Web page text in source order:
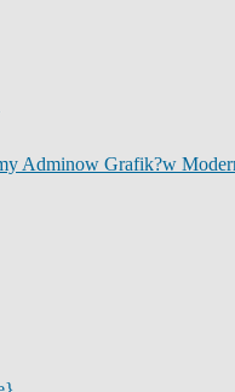
Adminow Grafik?w